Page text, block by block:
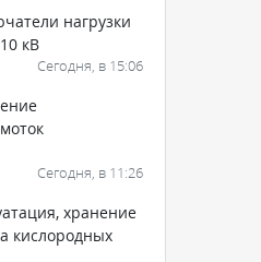
нагрузки
кВ
Сегодня, в 15:06
Сегодня, в 11:26
хранение
кислородных